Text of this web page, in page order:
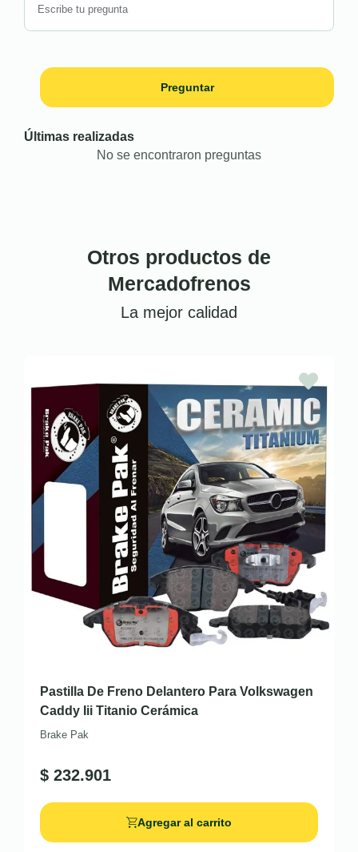
Preguntar
Últimas realizadas
No se encontraron preguntas
Otros productos de
Mercadofrenos
La mejor calidad
Pastilla De Freno Delantero Para Volkswagen
Caddy Iii Titanio Cerámica
Brake Pak
$ 232.901
Agregar al carrito